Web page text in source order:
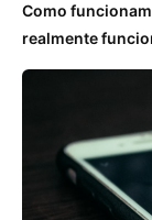
Como
realmente